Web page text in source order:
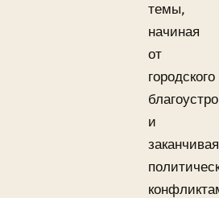
темы,
начиная
от
городского
и
заканчивая